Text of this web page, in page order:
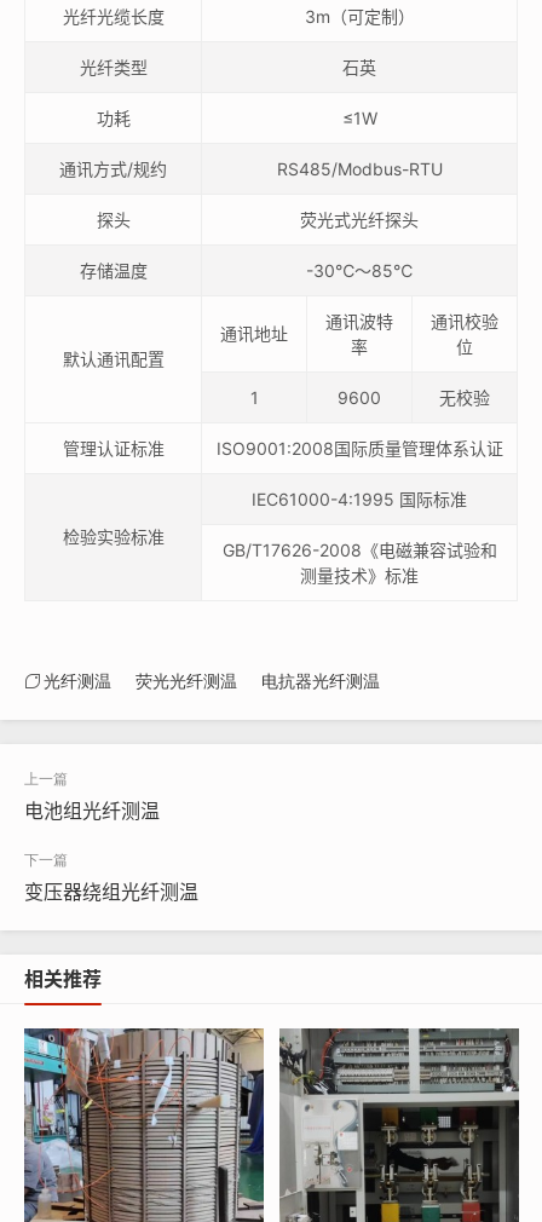
光纤光缆长度 3m（可定制）
光纤类型 石英
功耗 ≤1W
通讯方式/规约 RS485/Modbus-RTU
探头 荧光式光纤探头
存储温度 -30℃～85℃
默认通讯配置
通讯地址
通讯波特
率
通讯校验
位
1 9600 无校验
管理认证标准 ISO9001:2008国际质量管理体系认证
检验实验标准
IEC61000-4:1995 国际标准
GB/T17626-2008《电磁兼容试验和
测量技术》标准
光纤测温 荧光光纤测温 电抗器光纤测温
电池组光纤测温
变压器绕组光纤测温
相关推荐